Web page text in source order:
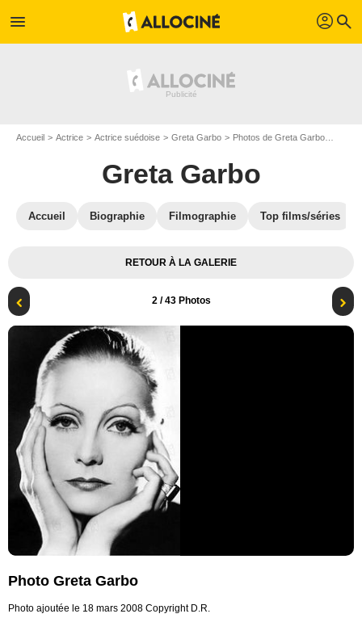
menu profil search
Accueil Actrice Actrice suédoise Greta Garbo Photos de Greta Garbo
Greta Garbo
Accueil Biographie Filmographie Top films/séries
RETOUR À LA GALERIE
2/ 43 Photos
Photo Greta Garbo
Photo ajoutée le 18 mars 2008 Copyright D.R.